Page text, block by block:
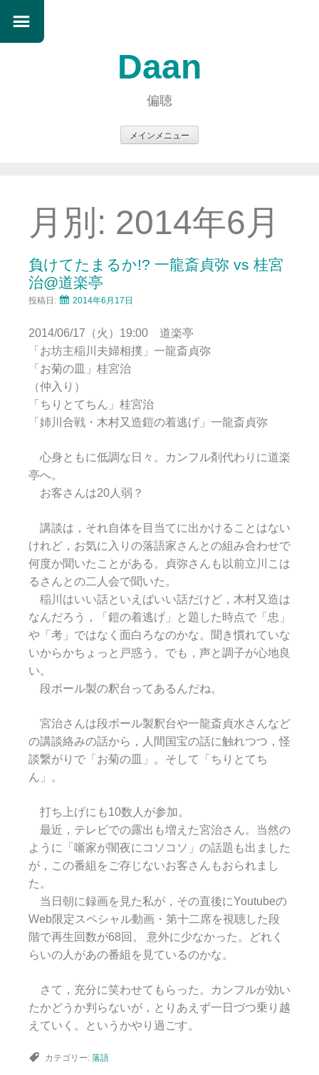
Daan
偏聴
メインメニュー
ン
ツ
へ
ス
キ
ッ
月別: 2014年6月
負けてたまるか!? 一龍斎貞弥 vs 桂宮
治@道楽亭
投稿日: 2014年6月17日
2014/06/17（火）19:00 道楽亭
「お坊主稲川夫婦相撲」一龍斎貞弥
「お菊の皿」桂宮治
（仲入り）
「ちりとてちん」桂宮治
「姉川合戦・木村又造鎧の着逃げ」一龍斎貞弥
心身ともに低調な日々。カンフル剤代わりに道楽
亭へ。
お客さんは20人弱？
講談は，それ自体を目当てに出かけることはない
けれど，お気に入りの落語家さんとの組み合わせで
何度か聞いたことがある。貞弥さんも以前立川こは
るさんとの二人会で聞いた。
稲川はいい話といえばいい話だけど，木村又造は
なんだろう，「鎧の着逃げ」と題した時点で「忠」
や「考」ではなく面白ろなのかな。聞き慣れていな
いからかちょっと戸惑う。でも，声と調子が心地良
い。
段ボール製の釈台ってあるんだね。
宮治さんは段ボール製釈台や一龍斎貞水さんなど
の講談絡みの話から，人間国宝の話に触れつつ，怪
談繋がりで「お菊の皿」。そして「ちりとてち
ん」。
打ち上げにも10数人が参加。
最近，テレビでの露出も増えた宮治さん。当然の
ように「噺家が闇夜にコソコソ」の話題も出ました
が，この番組をご存じないお客さんもおられまし
た。
当日朝に録画を見た私が，その直後にYoutubeの
Web限定スペシャル動画・第十二席を視聴した段
階で再生回数が68回。 意外に少なかった。どれく
らいの人があの番組を見ているのかな。
さて，充分に笑わせてもらった。カンフルが効い
たかどうか判らないが，とりあえず一日づつ乗り越
えていく。というかやり過ごす。
カテゴリー: 落語